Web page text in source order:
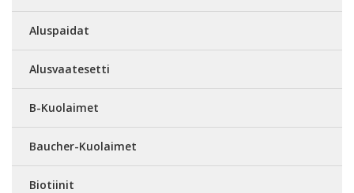
Aluspaidat
Alusvaatesetti
B-Kuolaimet
Baucher-Kuolaimet
Biotiinit